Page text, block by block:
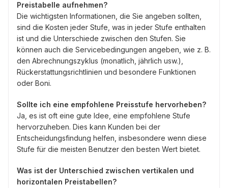
Preistabelle aufnehmen?
Die wichtigsten Informationen, die Sie angeben sollten,
sind die Kosten jeder Stufe, was in jeder Stufe enthalten
ist und die Unterschiede zwischen den Stufen. Sie
können auch die Servicebedingungen angeben, wie z. B.
den Abrechnungszyklus (monatlich, jährlich usw.),
Rückerstattungsrichtlinien und besondere Funktionen
oder Boni.
Sollte ich eine empfohlene Preisstufe hervorheben?
Ja, es ist oft eine gute Idee, eine empfohlene Stufe
hervorzuheben. Dies kann Kunden bei der
Entscheidungsfindung helfen, insbesondere wenn diese
Stufe für die meisten Benutzer den besten Wert bietet.
Was ist der Unterschied zwischen vertikalen und
horizontalen Preistabellen?